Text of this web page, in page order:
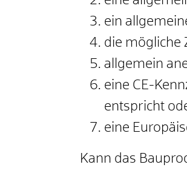
ein
die mögliche
allgemein
eine CE-
entspricht
eine
Kann das